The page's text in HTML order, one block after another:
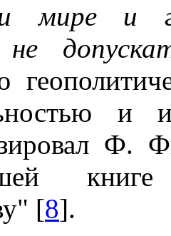
мире и
не
и
Ф.
[8].